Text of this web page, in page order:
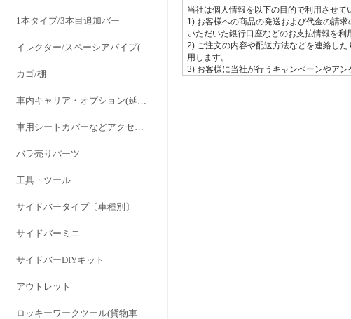
1本タイプ/3本目追加バー
イレクター/スペーシアパイプ(28Φ)対応タイプ
カゴ/棚
車内キャリア・オプション(延長ステー/バンドキット/パッド)
車用シートカバーなどアクセサリー
バラ売りパーツ
工具・ツール
サイドバータイプ〔車種別〕
サイドバーミニ
サイドバーDIYキット
アウトレット
ロッキーワークツール(貨物車専用設計) RWシリーズ